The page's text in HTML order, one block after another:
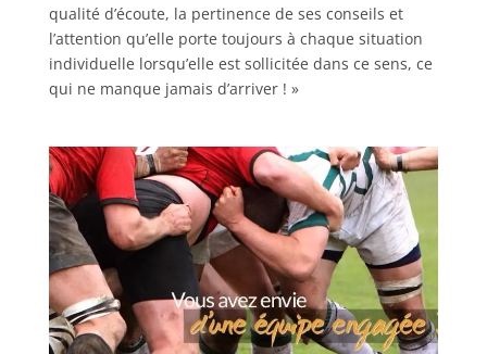
qualité d’écoute, la pertinence de ses conseils et
l’attention qu’elle porte toujours à chaque situation
individuelle lorsqu’elle est sollicitée dans ce sens, ce
qui ne manque jamais d’arriver ! »